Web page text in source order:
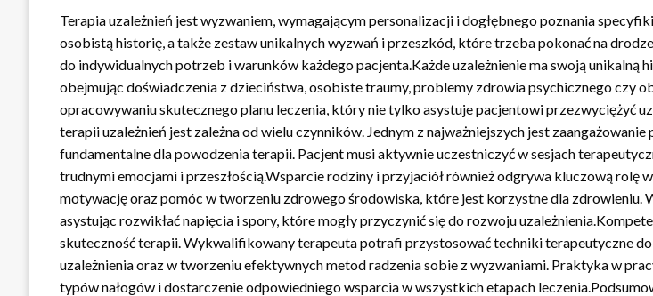
Terapia uzależnień jest wyzwaniem, wymagającym personalizacji i dogłębnego poznania
osobistą historię, a także zestaw unikalnych wyzwań i przeszkód, które trzeba pokonać na
do indywidualnych potrzeb i warunków każdego pacjenta.Każde uzależnienie ma swoją unikalną
obejmując doświadczenia z dzieciństwa, osobiste traumy, problemy zdrowia psychicznego czy
opracowywaniu skutecznego planu leczenia, który nie tylko asystuje pacjentowi przezwyciężyć
terapii uzależnień jest zależna od wielu czynników. Jednym z najważniejszych jest
fundamentalne dla powodzenia terapii. Pacjent musi aktywnie uczestniczyć w sesjach
trudnymi emocjami i przeszłością.Wsparcie rodziny i przyjaciół również odgrywa kluczową rolę
motywację oraz pomóc w tworzeniu zdrowego środowiska, które jest korzystne dla zdrowieniu.
asystując rozwikłać napięcia i spory, które mogły przyczynić się do rozwoju
skuteczność terapii. Wykwalifikowany terapeuta potrafi przystosować techniki terapeutyczne
uzależnienia oraz w tworzeniu efektywnych metod radzenia sobie z wyzwaniami. Praktyka w
typów nałogów i dostarczenie odpowiedniego wsparcia w wszystkich etapach